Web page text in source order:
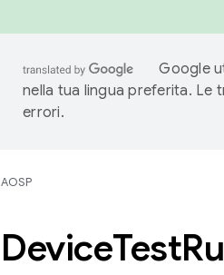
Google
nella tua lingua preferita. Le
errori.
AOSP
DeviceTest